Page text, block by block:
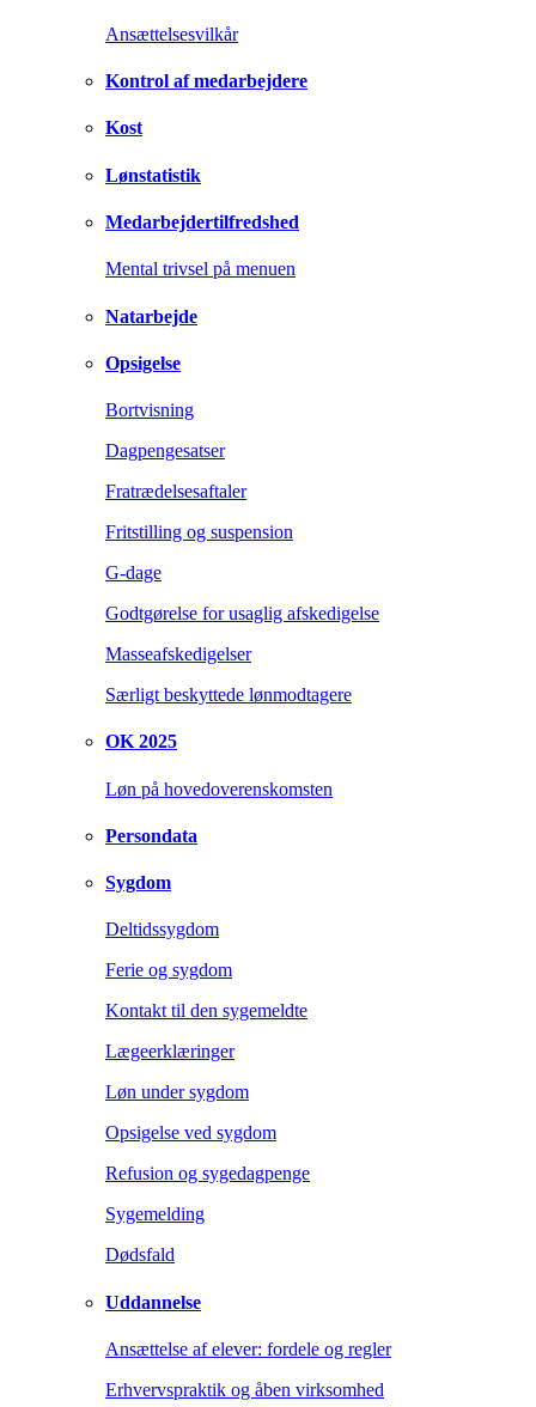
Ansættelsesvilkår
Kontrol af medarbejdere
Kost
Lønstatistik
Medarbejdertilfredshed
Mental trivsel på menuen
Natarbejde
Opsigelse
Bortvisning
Dagpengesatser
Fratrædelsesaftaler
Fritstilling og suspension
G-dage
Godtgørelse for usaglig afskedigelse
Masseafskedigelser
Særligt beskyttede lønmodtagere
OK 2025
Løn på hovedoverenskomsten
Persondata
Sygdom
Deltidssygdom
Ferie og sygdom
Kontakt til den sygemeldte
Lægeerklæringer
Løn under sygdom
Opsigelse ved sygdom
Refusion og sygedagpenge
Sygemelding
Dødsfald
Uddannelse
Ansættelse af elever: fordele og regler
Erhvervspraktik og åben virksomhed